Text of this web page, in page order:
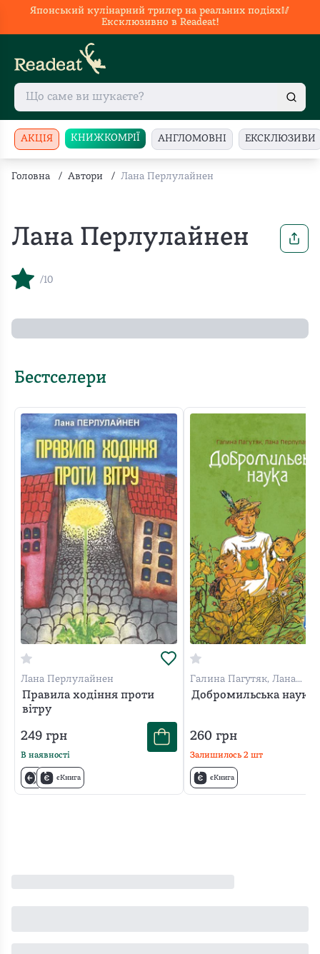
Японський кулінарний трилер на реальних подіях🥢
Ексклюзивно в Readeat!
АКЦІЯ КНИЖКОМРІЇ АНГЛОМОВНІ ЕКСКЛЮЗИВИ
Головна / Автори / Лана Перлулайнен
Лана Перлулайнен
/10
Бестселери
Лана Перлулайнен
Правила ходіння проти
вітру
249 грн
В наявності
єКнига
Галина Пагутяк, Лана
Перлулайнен
Добромильська наука
260грн
Залишилось 2шт
єКнига